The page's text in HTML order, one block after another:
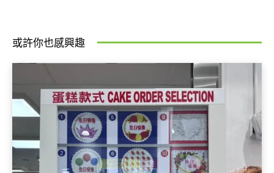
或許你也感興趣